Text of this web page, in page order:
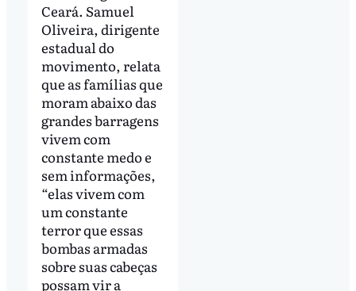
Ceará. Samuel
Oliveira, dirigente
estadual do
movimento, relata
que as famílias que
moram abaixo das
grandes barragens
vivem com
constante medo e
sem informações,
“elas vivem com
um constante
terror que essas
bombas armadas
sobre suas cabeças
possam vir a